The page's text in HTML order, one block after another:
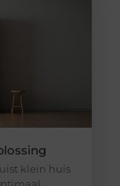
klein huis